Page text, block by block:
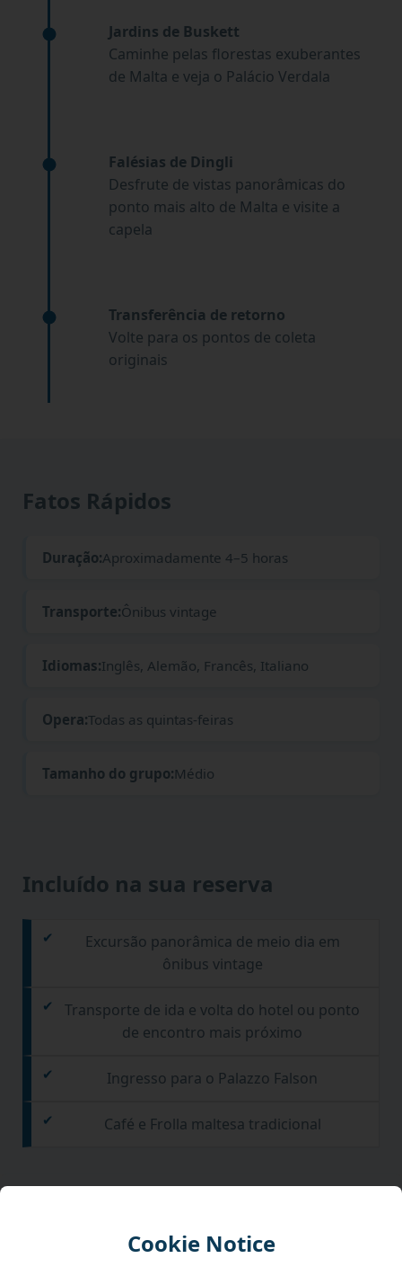
Cookie Notice
Jardins de Buskett
Caminhe pelas florestas exuberantes
de Malta e veja o Palácio Verdala
Falésias de Dingli
Desfrute de vistas panorâmicas do
ponto mais alto de Malta e visite a
capela
Transferência de retorno
Volte para os pontos de coleta
originais
Fatos Rápidos
Duração:Aproximadamente 4–5 horas
Transporte:Ônibus vintage
Idiomas:Inglês, Alemão, Francês, Italiano
Opera:Todas as quintas-feiras
Tamanho do grupo:Médio
Incluído na sua reserva
Excursão panorâmica de meio dia em
ônibus vintage
Transporte de ida e volta do hotel ou ponto
de encontro mais próximo
Ingresso para o Palazzo Falson
Café e Frolla maltesa tradicional
Destaques do tour